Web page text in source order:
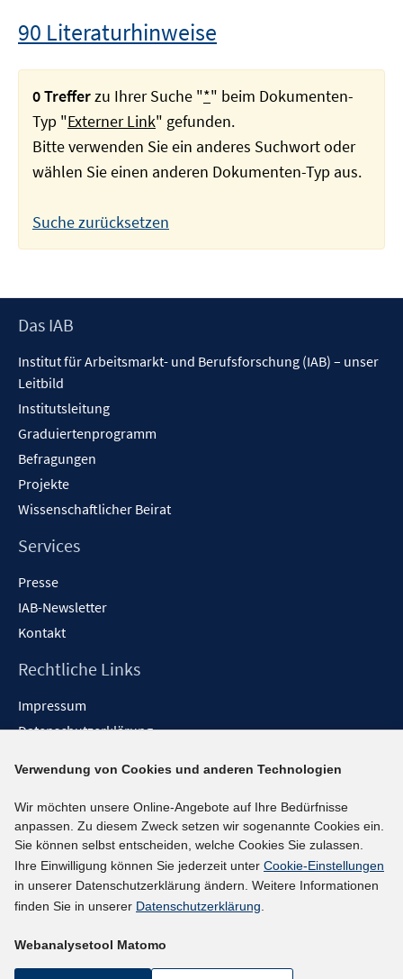
90 Literaturhinweise
0 Trefferzu Ihrer Suche "*" beim Dokumenten-
Typ "Externer Link" gefunden.
Bitte verwenden Sie ein anderes Suchwort oder
wählen Sie einen anderen Dokumenten-Typ aus.
Suche zurücksetzen
Footer
Das IAB
Institut für Arbeitsmarkt- und Berufsforschung (IAB) – unser
Leitbild
Institutsleitung
Graduiertenprogramm
Befragungen
Projekte
Wissenschaftlicher Beirat
Services
Presse
IAB-Newsletter
Kontakt
Rechtliche Links
Impressum
Datenschutzerklärung
Barrieren melden
Social-Media-Kanäle
BlueSky
YouTube
LinkedIn
kununu
Verwendung von Cookies und anderen Technologien
Wir möchten unsere Online-Angebote auf Ihre Bedürfnisse
anpassen. Zu diesem Zweck setzen wir sogenannte Cookies ein.
Sie können selbst entscheiden, welche Cookies Sie zulassen.
Ihre Einwilligung können Sie jederzeit unter Cookie-Einstellungen
in unserer Datenschutzerklärung ändern. Weitere Informationen
finden Sie in unserer Datenschutzerklärung.
Webanalysetool Matomo